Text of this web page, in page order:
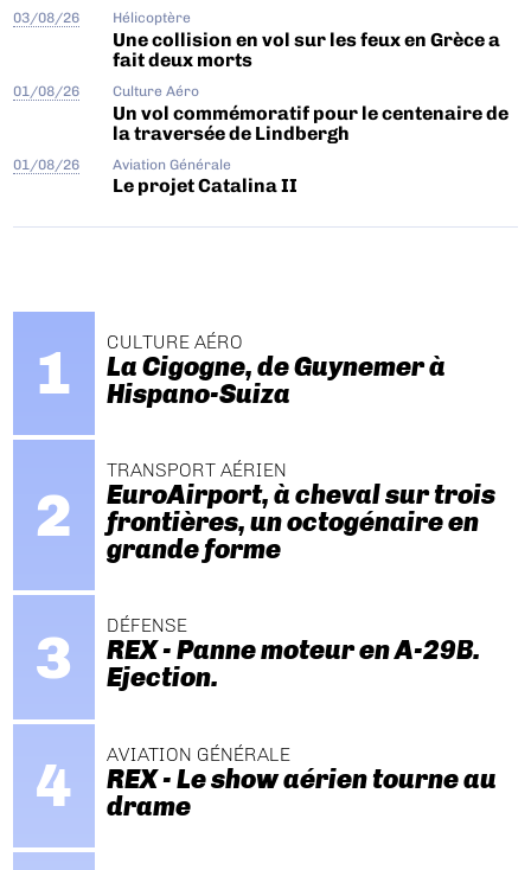
03/08/26 Hélicoptère
Une collision en vol sur les feux en Grèce a
fait deux morts
01/08/26 Culture Aéro
Un vol commémoratif pour le centenaire de
la traversée de Lindbergh
01/08/26 Aviation Générale
Le projet Catalina II
CULTURE AÉRO
La Cigogne, de Guynemer à
Hispano-Suiza
TRANSPORT AÉRIEN
EuroAirport, à cheval sur trois
frontières, un octogénaire en
grande forme
DÉFENSE
REX - Panne moteur en A-29B.
Ejection.
AVIATION GÉNÉRALE
REX - Le show aérien tourne au
drame